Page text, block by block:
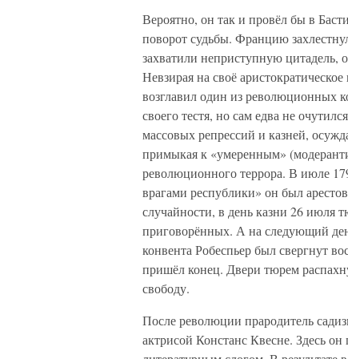
Вероятно, он так и провёл бы в
поворот судьбы. Францию
захватили неприступную цитадель,
Невзирая на своё
возглавил один из революционных
своего тестя, но сам едва не
массовых репрессий и казней,
примыкая к «умеренным»
революционного террора. В июле
врагами республики» он был
случайности, в день казни 26 июля
приговорённых. А на следующий
конвента Робеспьер был свергнут
пришёл конец. Двери тюрем
свободу.
После революции прародитель
актрисой Констанс Квесне. Здесь